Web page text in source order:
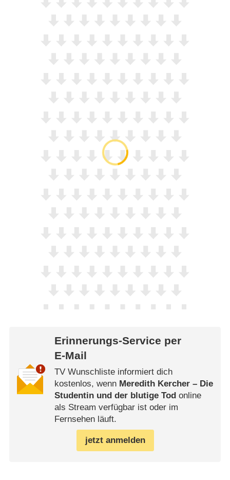
Erinnerungs-Service per
E-Mail
TV Wunschliste informiert dich
kostenlos, wenn Meredith Kercher – Die
Studentin und der blutige Todonline
als Stream verfügbar ist oder im
Fernsehen läuft.
jetzt anmelden